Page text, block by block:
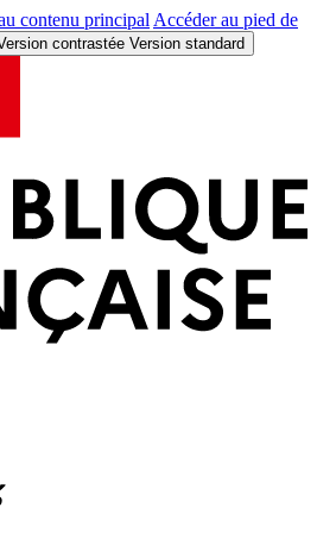
contenu principal Accéder au pied de
contrastée Version standard